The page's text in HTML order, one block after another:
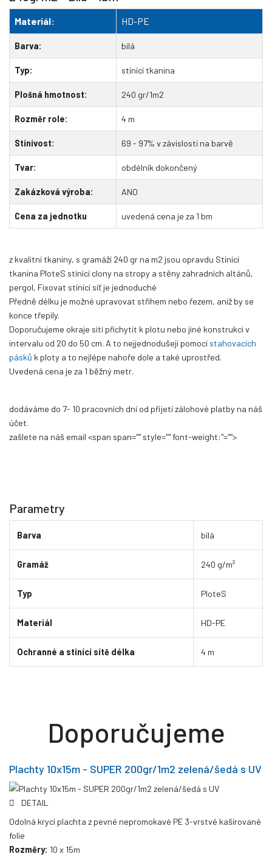
Materiál: HD-PE
Barva: bílá
Typ: stínící tkanina
Plošná hmotnost: 240 gr/1m2
Rozměr role: 4 m
Stínivost: 69 - 97% v závislosti na barvě
Tvar: obdélník dokončený
Zakázková výroba: ANO
Cena za jednotku uvedená cena je za 1 bm
z kvalitní tkaniny, s gramáží 240 gr na m2 jsou opravdu Stínící
tkanina PloteS stínící clony na stropy a stěny zahradních altánů,
pergol, Fixovat stínící síť je jednoduché
Předně délku je možné upravovat střihem nebo řezem, aniž by se
konce třepily.
Doporučujeme okraje sítí přichytit k plotu nebo jiné konstrukci v
intervalu od 20 do 50 cm. A to nejjednodušeji pomocí stahovacích
pásků k ploty a to nejlépe nahoře dole a také uprostřed.
Uvedená cena je za 1 běžný metr.
dodáváme do 7- 10 pracovních dní od přijetí zálohové platby na náš
účet.
zašlete na náš email <span span="" style="" font-weight:"="">
Parametry
Barva bílá
Gramáž 240 g/m²
Typ PloteS
Materiál HD-PE
Ochranné a stínící sítě délka 4 m
Doporučujeme
Plachty 10x15m - SUPER 200gr/1m2 zelená/šedá s UV
DETAIL
Odolná krycí plachta z pevné nepromokavé PE 3-vrstvé kašírované
folie
Rozměry: 10 x 15m